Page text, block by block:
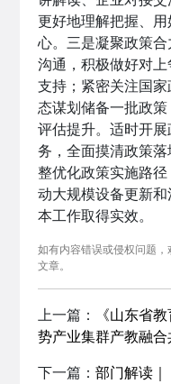
更好地理解把握、
心。三是凝聚政策
沟通，积极做好对
支持；紧密关注国
态谋划储备一批政
评估提升。适时开
务，全面摸清政策
整优化政策实施路
动大规模设备更新
本工作取得实效。
如有内容错误或侵权问题
文章。
上一篇：
《山东省
势产业集群产教融
下一篇： 部门解读